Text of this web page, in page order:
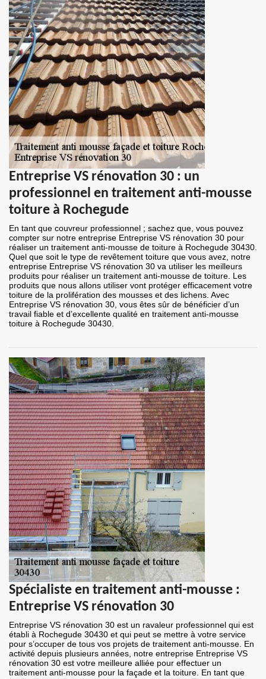
Entreprise VS rénovation 30 : un
professionnel en traitement anti-mousse
toiture à Rochegude
En tant que couvreur professionnel ; sachez que, vous pouvez
compter sur notre entreprise Entreprise VS rénovation 30 pour
réaliser un traitement anti-mousse de toiture à Rochegude 30430.
Quel que soit le type de revêtement toiture que vous avez, notre
entreprise Entreprise VS rénovation 30 va utiliser les meilleurs
produits pour réaliser un traitement anti-mousse de toiture. Les
produits que nous allons utiliser vont protéger efficacement votre
toiture de la prolifération des mousses et des lichens. Avec
Entreprise VS rénovation 30, vous êtes sûr de bénéficier d’un
travail fiable et d’excellente qualité en traitement anti-mousse
toiture à Rochegude 30430.
Spécialiste en traitement anti-mousse :
Entreprise VS rénovation 30
Entreprise VS rénovation 30 est un ravaleur professionnel qui est
établi à Rochegude 30430 et qui peut se mettre à votre service
pour s’occuper de tous vos projets de traitement anti-mousse. En
activité depuis plusieurs années, notre entreprise Entreprise VS
rénovation 30 est votre meilleure alliée pour effectuer un
traitement anti-mousse pour la façade et la toiture. En tant que